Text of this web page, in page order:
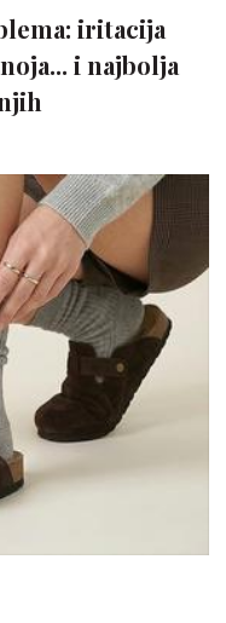
iritacija
i najbolja